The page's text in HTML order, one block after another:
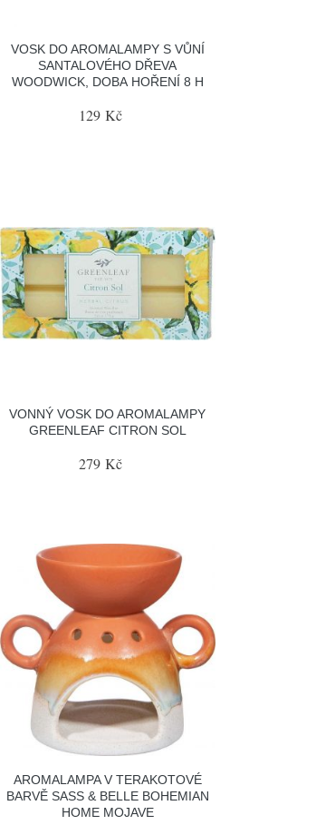
VOSK DO AROMALAMPY S VŮNÍ
SANTALOVÉHO DŘEVA
WOODWICK, DOBA HOŘENÍ 8 H
129 Kč
VONNÝ VOSK DO AROMALAMPY
GREENLEAF CITRON SOL
279 Kč
AROMALAMPA V TERAKOTOVÉ
BARVĚ SASS & BELLE BOHEMIAN
HOME MOJAVE